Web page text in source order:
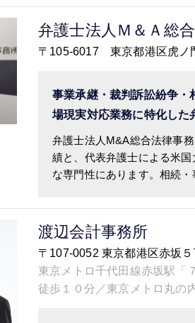
弁護士法人Ｍ＆Ａ総
〒105-6017 東京都港区虎ノ
事業承継・裁判訴訟紛争・
場現実対応業務に特化した
弁護士法人M&A総合法律事
績と、代表弁護士による米
な専門性にあります。相続・
渡辺会計事務所
〒107-0052 東京都港区赤坂
東京メトロ千代田線赤坂駅「
徒歩１０分／東京メトロ丸の